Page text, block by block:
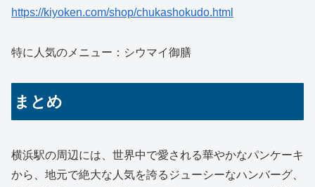
https://kiyoken.com/shop/chukashokudo.html
特に人気のメニュー：シウマイ御膳
まとめ
横浜駅の周辺には、世界中で愛される華やかなパンケーキ
から、地元で絶大な人気を誇るジューシーなハンバーグ、